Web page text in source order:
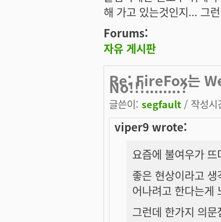
해 가고 있는것인지... 그
Forums:
자유 게시판
Re: FireFox는
No!!!........?
글쓴이: segfault / 작성
viper9 wrote:
요즘에 불여우가 뜨
좋은 현상이라고
어나려고 한다는게
그런데 한가지 의문